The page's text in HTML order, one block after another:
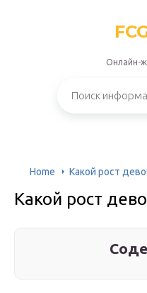
Онлайн-
Home Какой рост
Какой рост